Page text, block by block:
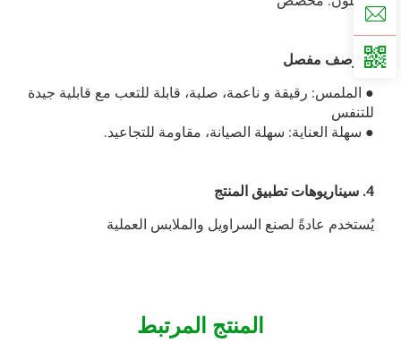
3. وصف مفصل
● الملمس: رقيقة و ناعمة، صلبة، قابلة للتعب مع قابلية جيدة
للتنفس
● سهلة العناية: سهلة الصيانة، مقاومة للتجاعيد.
4. سيناريوهات تطبيق المنتج
يُستخدم عادةً لصنع السراويل والملابس العملية
المنتج المرتبط